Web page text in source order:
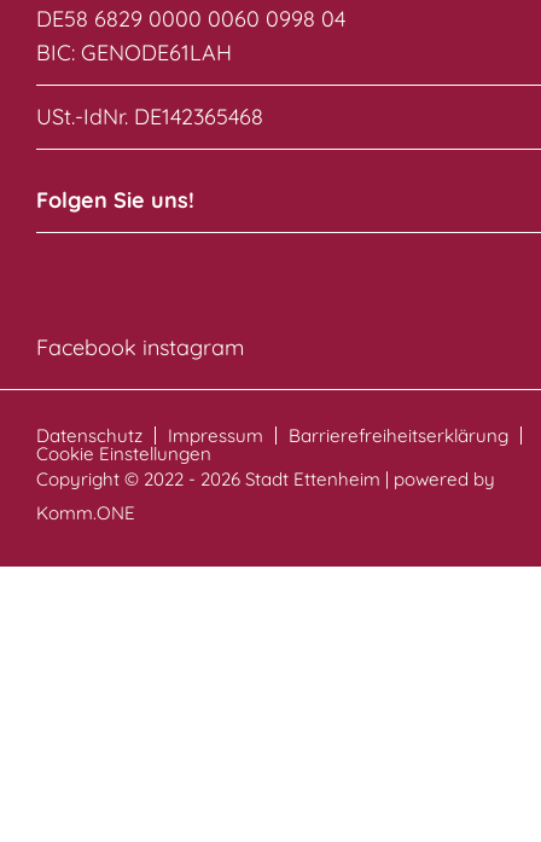
DE58 6829 0000 0060 0998 04
BIC: GENODE61LAH
USt.-IdNr. DE142365468
Folgen Sie uns!
Facebook instagram
Datenschutz Impressum Barrierefreiheitserklärung
Cookie Einstellungen
Copyright © 2022 - 2026 Stadt Ettenheim | powered by
Komm.ONE